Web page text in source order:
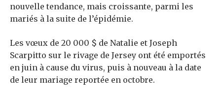
nouvelle tendance, mais croissante, parmi les
mariés à la suite de l’épidémie.
Les vœux de 20 000 $ de Natalie et Joseph
Scarpitto sur le rivage de Jersey ont été emportés
en juin à cause du virus, puis à nouveau à la date
de leur mariage reportée en octobre.